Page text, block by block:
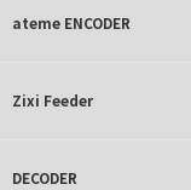
ateme ENCODER
Zixi Feeder
DECODER